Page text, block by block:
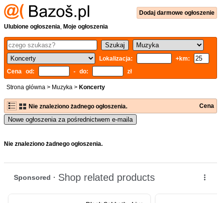
Dodaj darmowe ogłoszenie
Ulubione ogłoszenia, Moje ogłoszenia
Lokalizacja:
+km:
Cena od:
- do: zł
Strona główna > Muzyka > Koncerty
Nie znaleziono żadnego ogłoszenia. Cena
Nowe ogłoszenia za pośrednictwem e-maila
Nie znaleziono żadnego ogłoszenia.